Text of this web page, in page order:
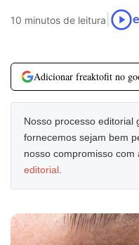
10 minutos de leitura
Adicionar freaktofit no
Nosso processo editorial
fornecemos sejam bem
nosso compromisso com
editorial